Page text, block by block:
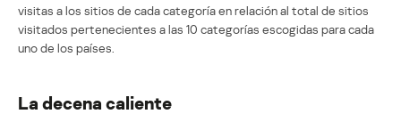
visitas a los sitios de cada categoría en relación al total de sitios
visitados pertenecientes a las 10 categorías escogidas para cada
uno de los países.
La decena caliente